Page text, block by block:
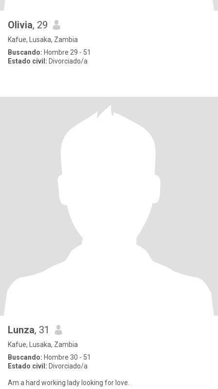
Olivia, 29
Kafue, Lusaka, Zambia
Buscando: Hombre 29 - 51
Estado civil: Divorciado/a
Lunza, 31
Kafue, Lusaka, Zambia
Buscando: Hombre 30 - 51
Estado civil: Divorciado/a
Am a hard working lady looking for love.